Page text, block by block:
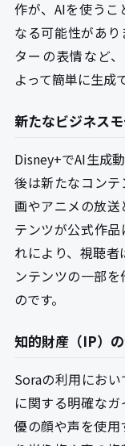
作が、AIを使うこ
なる可能性があ
ターの表情など
よって簡単に生成
新たなビジネス
Disney+でAI生成
後は新たなコン
画やアニメの放
テンツが公式作
れにより、視聴
ンテンツの一部
のです。
知的財産（IP）
Soraの利用にお
に関する明確な
優の顔や声を使